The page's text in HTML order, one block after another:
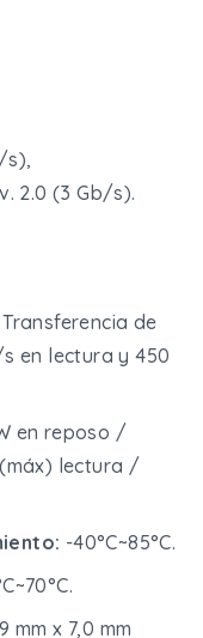
s),
2.0 (3 Gb/s).
Transferencia de
en lectura y 450
en reposo /
lectura /
-40°C~85°C.
mm x 7,0 mm